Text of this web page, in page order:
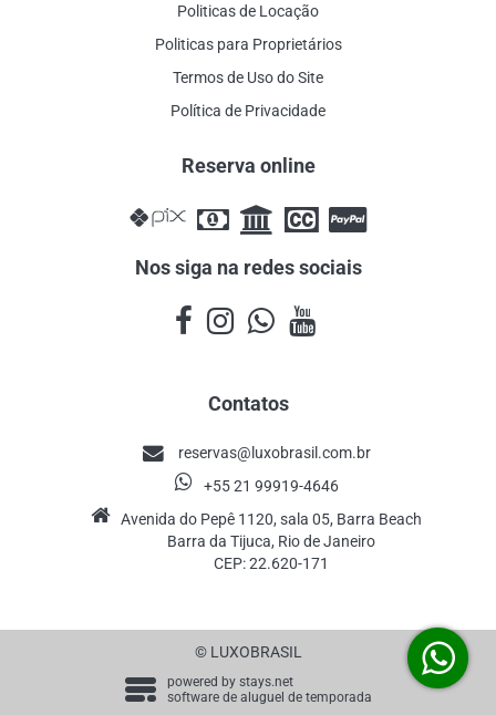
Politicas de Locação
Politicas para Proprietários
Termos de Uso do Site
Política de Privacidade
Reserva online
Nos siga na redes sociais
Contatos
reservas@luxobrasil.com.br
+55 21 99919-4646
Avenida do Pepê 1120, sala 05, Barra Beach
Barra da Tijuca, Rio de Janeiro
CEP: 22.620-171
© LUXOBRASIL
powered by stays.net
software de aluguel de temporada